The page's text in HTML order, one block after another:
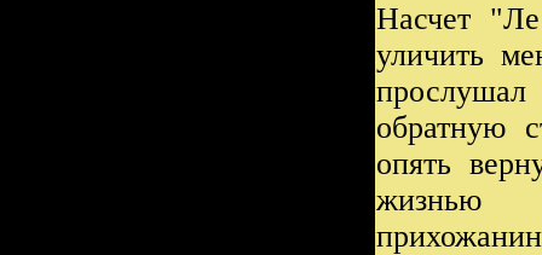
Насчет
уличить
обратную
опять
жизнью